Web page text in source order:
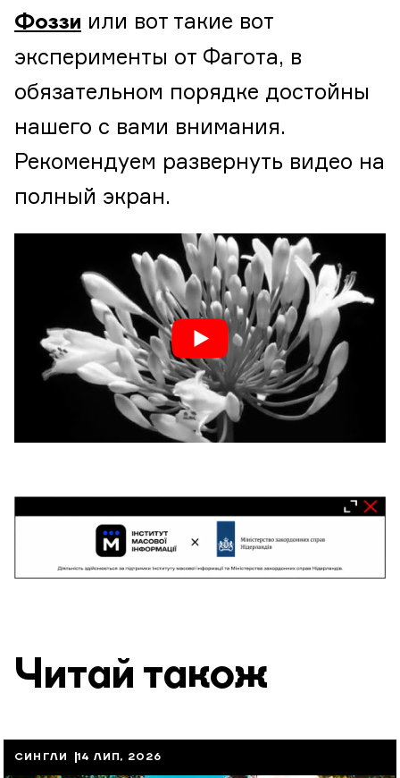
Фоззи или вот такие вот
эксперименты от Фагота, в
обязательном порядке достойны
нашего с вами внимания.
Рекомендуем развернуть видео на
полный экран.
Читай також
СИНГЛИ 14 ЛИП, 2026